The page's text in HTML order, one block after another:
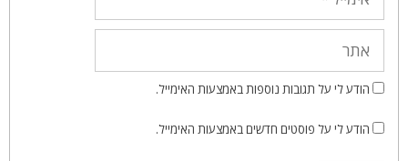
הודע לי על תגובות נוספות באמצעות האימייל.
הודע לי על פוסטים חדשים באמצעות האימייל.